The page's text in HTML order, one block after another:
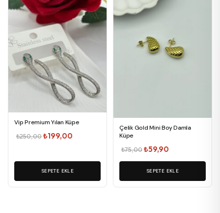
Vip Premium Yılan Küpe
₺250,00Orijinal
₺250,00.
₺199,00
fiyat:
₺199,00.
SEPETE EKLE
Çelik Gold Mini Boy Damla
Küpe
₺75,00Orijinal
fiyat:
₺75,00.
₺59,90
andaki
fiyat:
SEPETE EKLE